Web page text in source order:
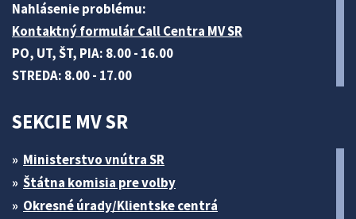
Nahlásenie problému:
Kontaktný formulár Call Centra MV SR
PO, UT, ŠT, PIA: 8.00 - 16.00
STREDA: 8.00 - 17.00
SEKCIE MV SR
Ministerstvo vnútra SR
Štátna komisia pre volby
Okresné úrady/Klientske centrá